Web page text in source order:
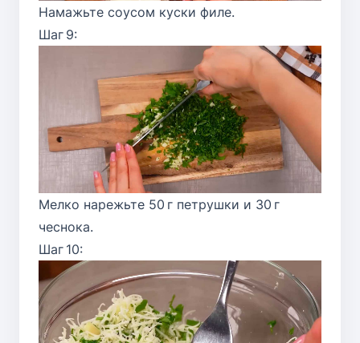
Намажьте соусом куски филе.
Шаг 9:
Мелко нарежьте 50 г петрушки и 30 г
чеснока.
Шаг 10: